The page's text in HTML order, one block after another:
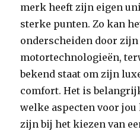
merk heeft zijn eigen
sterke punten. Zo kan
onderscheiden door zijn
motortechnologieën,
bekend staat om zijn
comfort. Het is
welke aspecten voor
zijn bij het kiezen van